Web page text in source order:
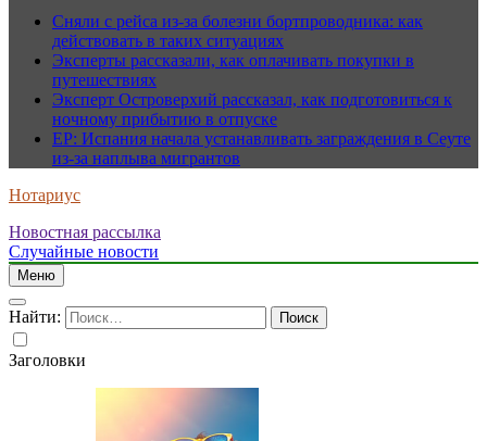
Сняли с рейса из-за болезни бортпроводника: как
действовать в таких ситуациях
Эксперты рассказали, как оплачивать покупки в
путешествиях
Эксперт Островерхий рассказал, как подготовиться к
ночному прибытию в отпуске
EP: Испания начала устанавливать заграждения в Сеуте
из-за наплыва мигрантов
Нотариус
Новостная рассылка
Случайные новости
Меню
Найти:
Заголовки